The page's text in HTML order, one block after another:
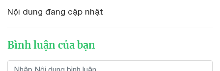
Nội dung đang cập nhật
Bình luận của bạn